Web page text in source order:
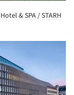
& SPA / STARH